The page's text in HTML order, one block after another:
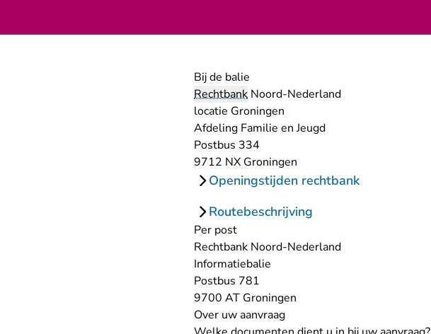
Bij de balie
Rechtbank Noord-Nederland
locatie Groningen
Afdeling Familie en Jeugd
Postbus 334
9712 NX Groningen
Openingstijden rechtbank
Routebeschrijving
Per post
Rechtbank Noord-Nederland
Informatiebalie
Postbus 781
9700 AT Groningen
Over uw aanvraag